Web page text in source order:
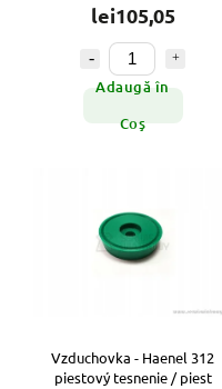
lei105,05
Adaugă în
Coş
Vzduchovka - Haenel 312
piestový tesnenie / piest